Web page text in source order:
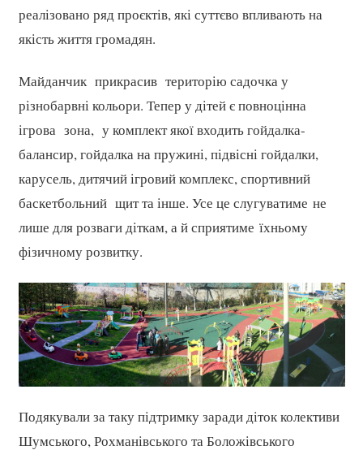
реалізовано ряд проєктів, які суттєво впливають на
якість життя громадян.
Майданчик прикрасив територію садочка у
різнобарвні кольори. Тепер у дітей є повноцінна
ігрова зона, у комплект якої входить гойдалка-
балансир, гойдалка на пружині, підвісні гойдалки,
карусель, дитячий ігровий комплекс, спортивний
баскетбольний щит та інше. Усе це слугуватиме не
лише для розваги діткам, а й сприятиме їхньому
фізичному розвитку.
Подякували за таку підтримку заради діток колективи
Шумського, Рохманівського та Боложівського